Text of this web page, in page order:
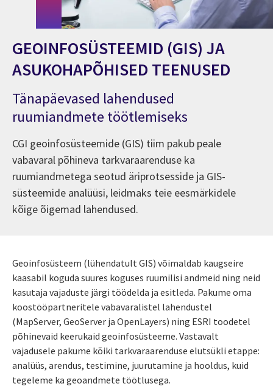
GEOINFOSÜSTEEMID (GIS) JA
ASUKOHAPÕHISED TEENUSED
Tänapäevased lahendused
ruumiandmete töötlemiseks
CGI geoinfosüsteemide (GIS) tiim pakub peale
vabavaral põhineva tarkvaraarenduse ka
ruumiandmetega seotud äriprotsesside ja GIS-
süsteemide analüüsi, leidmaks teie eesmärkidele
kõige õigemad lahendused.
Geoinfosüsteem (lühendatult GIS) võimaldab kaugseire
kaasabil koguda suures koguses ruumilisi andmeid ning neid
kasutaja vajaduste järgi töödelda ja esitleda. Pakume oma
koostööpartneritele vabavaralistel lahendustel
(MapServer, GeoServer ja OpenLayers) ning ESRI toodetel
põhinevaid keerukaid geoinfosüsteeme. Vastavalt
vajadusele pakume kõiki tarkvaraarenduse elutsükli etappe:
analüüs, arendus, testimine, juurutamine ja hooldus, kuid
tegeleme ka geoandmete töötlusega.